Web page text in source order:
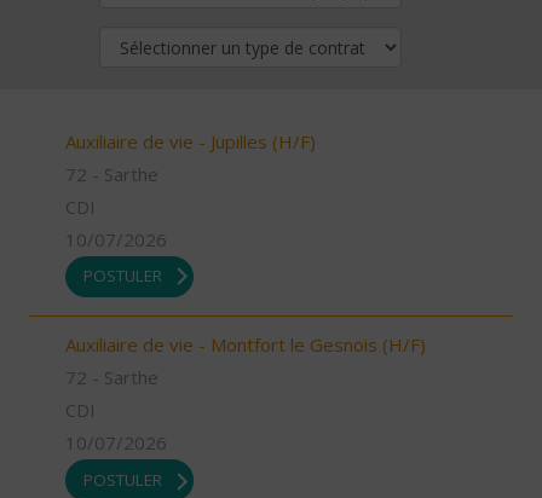
Auxiliaire de vie - Jupilles (H/F)
72 - Sarthe
CDI
10/07/2026
POSTULER
Auxiliaire de vie - Montfort le Gesnois (H/F)
72 - Sarthe
CDI
10/07/2026
POSTULER